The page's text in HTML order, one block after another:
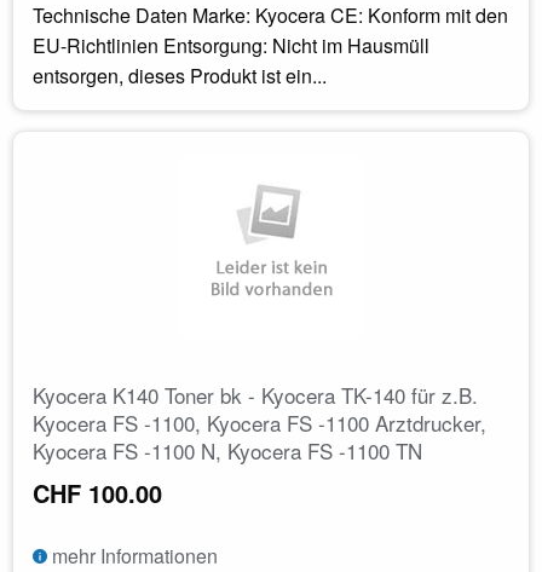
Technische Daten Marke: Kyocera CE: Konform mit den
EU-Richtlinien Entsorgung: Nicht im Hausmüll
entsorgen, dieses Produkt ist ein...
Kyocera K140 Toner bk - Kyocera TK-140 für z.B.
Kyocera FS -1100, Kyocera FS -1100 Arztdrucker,
Kyocera FS -1100 N, Kyocera FS -1100 TN
CHF 100.00
mehr Informationen